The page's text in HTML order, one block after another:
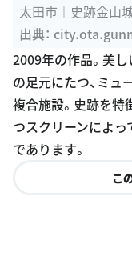
太田市｜史跡金山
交流センター
出典：
bunka/
2009年の作品。美
の足元にたつ、ミュ
複合施設。史跡を
つスクリーンによっ
であります。
こ